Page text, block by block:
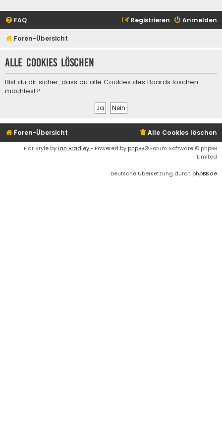
FAQ Anmelden
Registrieren
Foren-Übersicht
Alle Cookies löschen
Bist du dir sicher, dass du alle Cookies des Boards löschen
möchtest?
Foren-Übersicht Alle Cookies löschen
Flat Style by Ian Bradley • Powered by phpBB® Forum Software © phpBB
Limited
Deutsche Übersetzung durch phpBB.de